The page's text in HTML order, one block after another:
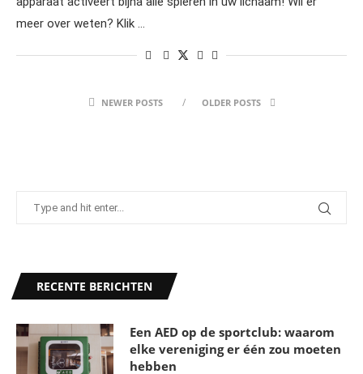
meer over weten? Klik …
NEWER POSTS OLDER POSTS
RECENTE BERICHTEN
Een AED op de sportclub: waarom
elke vereniging er één zou moeten
hebben